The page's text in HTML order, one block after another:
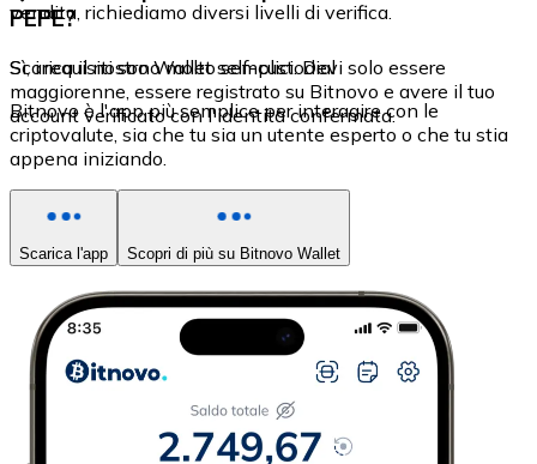
vendita, richiediamo diversi livelli di verifica.
PEPE?
Sì, i requisiti sono molto semplici. Devi solo essere
maggiorenne, essere registrato su Bitnovo e avere il tuo
account verificato con l'identità confermata.
Scarica il nostro Wallet self-custodial
Bitnovo è l'app più semplice per interagire con le
criptovalute, sia che tu sia un utente esperto o che tu stia
appena iniziando.
Scarica l'app Scopri di più su Bitnovo Wallet